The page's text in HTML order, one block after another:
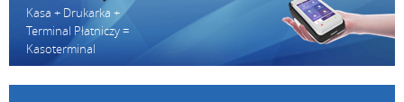
Kasa + Drukarka +
Terminal Płatniczy =
Kasoterminal